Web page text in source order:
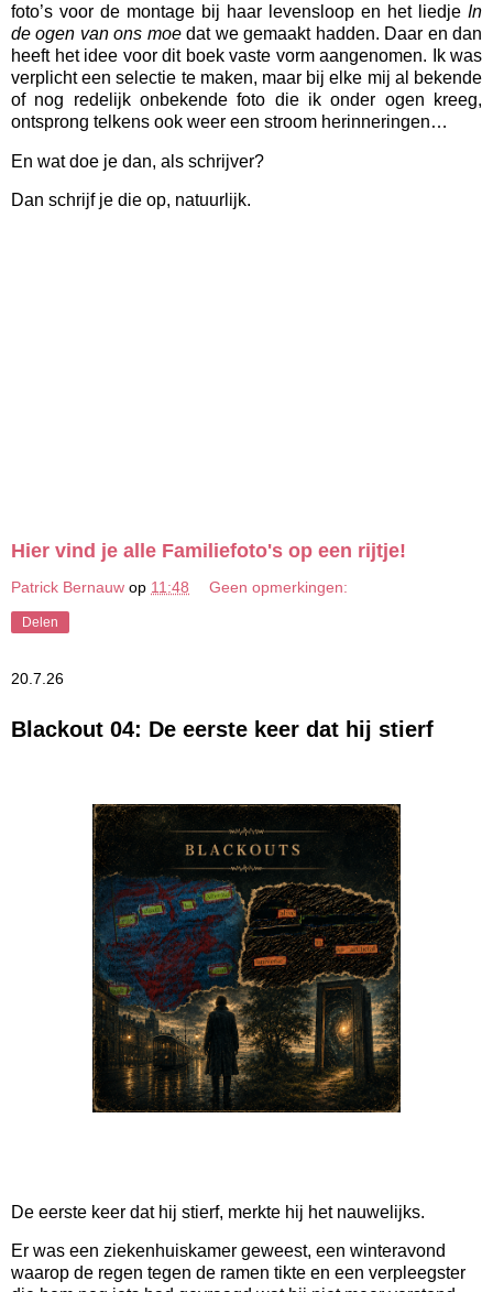
foto’s voor de montage bij haar levensloop en het liedje In
de ogen van ons moedat we gemaakt hadden. Daar en dan
heeft het idee voor dit boek vaste vorm aangenomen. Ik was
verplicht een selectie te maken, maar bij elke mij al bekende
of nog redelijk onbekende foto die ik onder ogen kreeg,
ontsprong telkens ook weer een stroom herinneringen…
En wat doe je dan, als schrijver?
Dan schrijf je die op, natuurlijk.
Hier vind je alle Familiefoto's op een rijtje!
Patrick Bernauw op 11:48 Geen opmerkingen:
Delen
20.7.26
Blackout 04: De eerste keer dat hij stierf
De eerste keer dat hij stierf, merkte hij het nauwelijks.
Er was een ziekenhuiskamer geweest, een winteravond
waarop de regen tegen de ramen tikte en een verpleegster